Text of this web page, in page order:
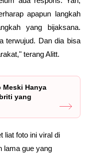
apapun langkah
yang bijaksana.
terwujud. Dan dia bisa
terang Alitt.
Meski Hanya
yang
liat foto ini viral di
lama gue yang